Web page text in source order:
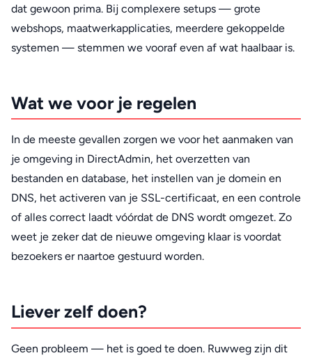
dat gewoon prima. Bij complexere setups — grote
webshops, maatwerkapplicaties, meerdere gekoppelde
systemen — stemmen we vooraf even af wat haalbaar is.
Wat we voor je regelen
In de meeste gevallen zorgen we voor het aanmaken van
je omgeving in DirectAdmin, het overzetten van
bestanden en database, het instellen van je domein en
DNS, het activeren van je SSL-certificaat, en een controle
of alles correct laadt vóórdat de DNS wordt omgezet. Zo
weet je zeker dat de nieuwe omgeving klaar is voordat
bezoekers er naartoe gestuurd worden.
Liever zelf doen?
Geen probleem — het is goed te doen. Ruwweg zijn dit